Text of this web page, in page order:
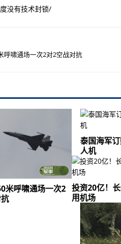
没有技术封锁/
呼啸通场一次2对2空战对抗
米呼啸通场一次2
泰国海军
人机
投资20亿！
用机场